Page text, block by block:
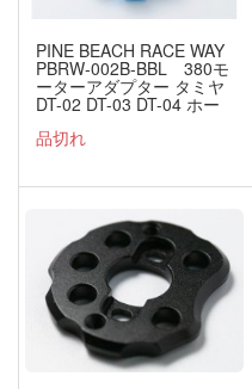
PINE BEACH RACE WAY
PBRW-002B-BBL 380モ
ーターアダプター タミヤ
DT-02 DT-03 DT-04 ホー
VINTAGE SERIES用 ブル
品切れ